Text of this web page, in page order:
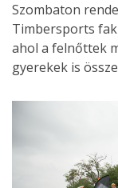
Szombaton
Timbersports
ahol a felnőttek
gyerekek is